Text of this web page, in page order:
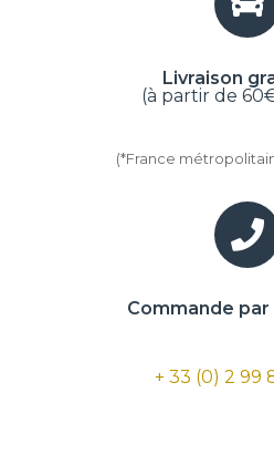
Livraison
(à partir de
(*France
Commande
+ 33 (0) 2 99